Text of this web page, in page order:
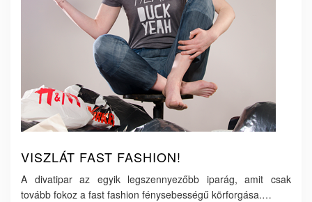
VISZLÁT FAST FASHION!
A divatipar az egyik legszennyezőbb iparág, amit csak
tovább fokoz a fast fashion fénysebességű körforgása.…